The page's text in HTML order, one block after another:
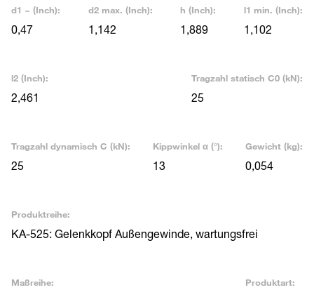
d1 ~ (Inch):
0,47
d2 max. (Inch):
1,142
h (Inch):
1,889
l1 min. (Inch):
1,102
l2 (Inch):
2,461
Tragzahl statisch C0 (kN):
25
Tragzahl dynamisch C (kN):
25
Kippwinkel α (°):
13
Gewicht (kg):
0,054
Produktreihe:
KA-525: Gelenkkopf Außengewinde, wartungsfrei
Maßreihe: Produktart: